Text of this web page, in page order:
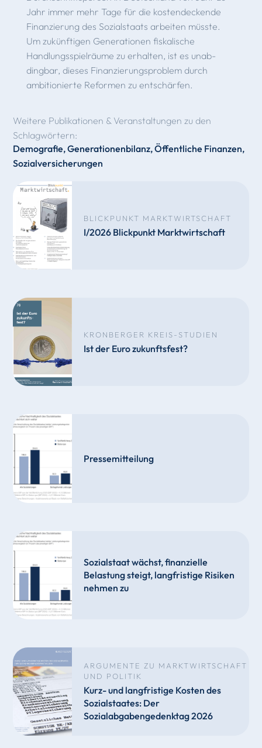
Jahr im­mer mehr Tage für die kostendeckende
Finanzierung des Sozialstaats arbeiten müsste.
Um zukünftigen Generationen fiskalische
Handlungsspielräume zu erhalten, ist es unab­
dingbar, dieses Finanzierungsproblem durch
ambitionierte Reformen zu entschärfen.
Weitere Publikationen & Veranstaltungen zu den
Schlagwörtern:
Demografie,Generationenbilanz,Öffentliche Finanzen,
Sozialversicherungen
BLICKPUNKT MARKTWIRTSCHAFT
I/2026 Blickpunkt Marktwirtschaft
KRONBERGER KREIS-STUDIEN
Ist der Euro zukunftsfest?
Pressemitteilung
Sozialstaat wächst, finanzielle
Belastung steigt, langfristige Risiken
nehmen zu
ARGUMENTE ZU MARKTWIRTSCHAFT
UND POLITIK
Kurz- und langfristige Kosten des
Sozialstaates: Der
Sozialabgabengedenktag 2026